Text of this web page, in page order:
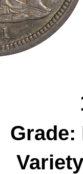
Grade: